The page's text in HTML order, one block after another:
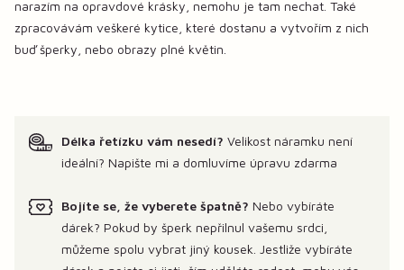
narazím na opravdové krásky, nemohu je tam nechat. Také
zpracovávám veškeré kytice, které dostanu a vytvořím z nich
buď šperky, nebo obrazy plné květin.
Délka řetízku vám nesedí? Velikost náramku není
ideální? Napište mi a domluvíme úpravu zdarma
Bojíte se, že vyberete špatně? Nebo vybíráte
dárek? Pokud by šperk nepřilnul vašemu srdci,
můžeme spolu vybrat jiný kousek. Jestliže vybíráte